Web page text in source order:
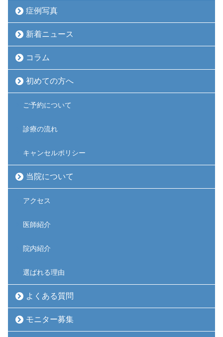
症例写真
新着ニュース
コラム
初めての方へ
ご予約について
診療の流れ
キャンセルポリシー
当院について
アクセス
医師紹介
院内紹介
選ばれる理由
よくある質問
モニター募集